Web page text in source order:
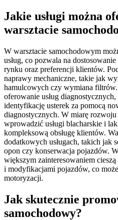
Jakie usługi można
warsztacie
W warsztacie samochodowym
usług, co pozwala na
rynku oraz preferencji klientów.
naprawy mechaniczne, takie jak
hamulcowych czy wymiana
oferowanie usług
identyfikację usterek za pomocą
diagnostycznych. W miarę
wprowadzić usługi blacharskie i
kompleksową obsługę klientów.
dodatkowych usługach, takich jak
opon czy konserwacja pojazdów.
większym zainteresowaniem
i modyfikacjami pojazdów, co
motoryzacji.
Jak skutecznie
samochodowy?